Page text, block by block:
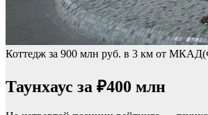
Коттедж за 900 млн руб. в 3 км от
Таунхаус за ₽400 млн